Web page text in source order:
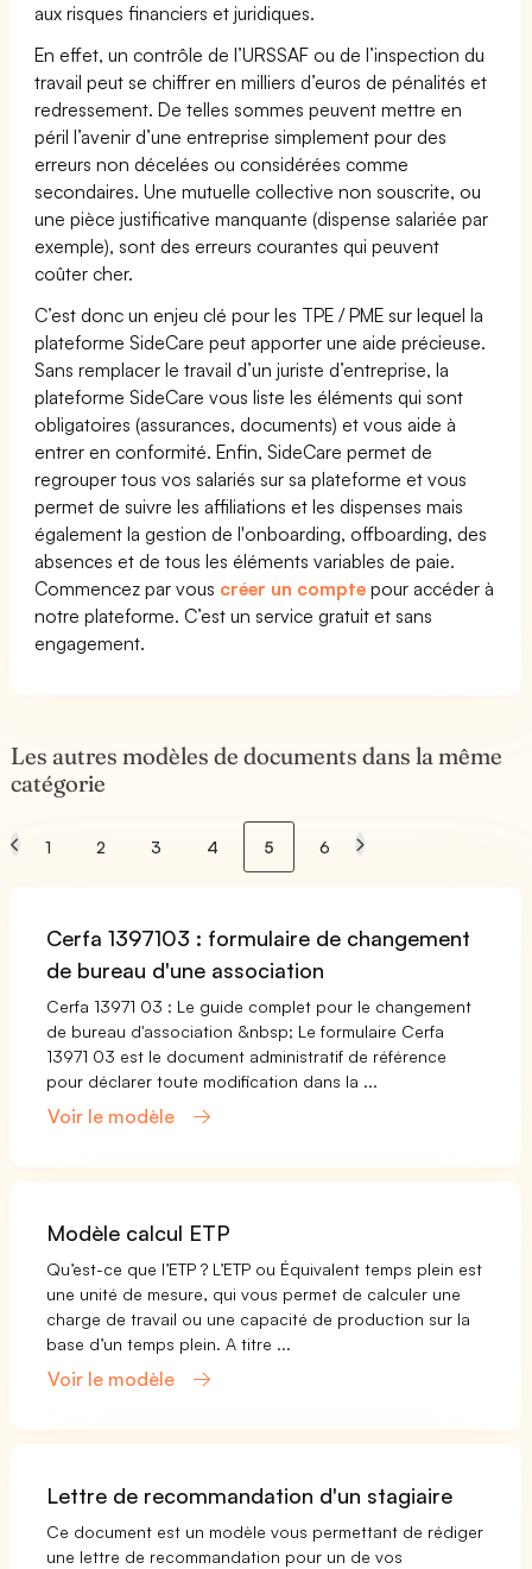
aux risques financiers et juridiques.
En effet, un contrôle de l’URSSAF ou de l’inspection du
travail peut se chiffrer en milliers d’euros de pénalités et
redressement. De telles sommes peuvent mettre en
péril l’avenir d’une entreprise simplement pour des
erreurs non décelées ou considérées comme
secondaires. Une mutuelle collective non souscrite, ou
une pièce justificative manquante (dispense salariée par
exemple), sont des erreurs courantes qui peuvent
coûter cher.
C’est donc un enjeu clé pour les TPE / PME sur lequel la
plateforme SideCare peut apporter une aide précieuse.
Sans remplacer le travail d’un juriste d’entreprise, la
plateforme SideCare vous liste les éléments qui sont
obligatoires (assurances, documents) et vous aide à
entrer en conformité. Enfin, SideCare permet de
regrouper tous vos salariés sur sa plateforme et vous
permet de suivre les affiliations et les dispenses mais
également la gestion de l'onboarding, offboarding, des
absences et de tous les éléments variables de paie.
Commencez par vous créer un compte pour accéder à
notre plateforme. C’est un service gratuit et sans
engagement.
Les autres modèles de documents dans la même
catégorie
1 2 3 4 5 6
Cerfa 1397103 : formulaire de changement
de bureau d'une association
Cerfa 13971 03 : Le guide complet pour le changement
de bureau d'association &nbsp; Le formulaire Cerfa
13971 03 est le document administratif de référence
pour déclarer toute modification dans la ...
Voir le modèle
Modèle calcul ETP
Qu’est-ce que l’ETP ? L’ETP ou Équivalent temps plein est
une unité de mesure, qui vous permet de calculer une
charge de travail ou une capacité de production sur la
base d’un temps plein. A titre ...
Voir le modèle
Lettre de recommandation d'un stagiaire
Ce document est un modèle vous permettant de rédiger
une lettre de recommandation pour un de vos